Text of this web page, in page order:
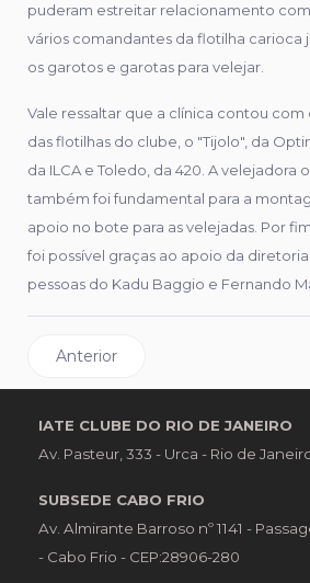
puderam estreitar relacionamento com
vários comandantes da flotilha carioca
os garotos e garotas para velejar.
Vale ressaltar que a clínica contou
das flotilhas do clube, o "Tijolo", da
da ILCA e Toledo, da 420. A velejadora
também foi fundamental para a
apoio no bote para as velejadas. Por
foi possível graças ao apoio da diretoria
pessoas do Kadu Baggio e Fernando
Artigo anterior: ICRJ sedia
Anterior
IATE CLUBE DO RIO DE JANEIRO
Av. Pasteur, 333 - Urca - Rio de
SUBSEDE CABO FRIO
Av. Almirante Barroso nº 1141 -
- Cabo Frio - CEP:28906-280